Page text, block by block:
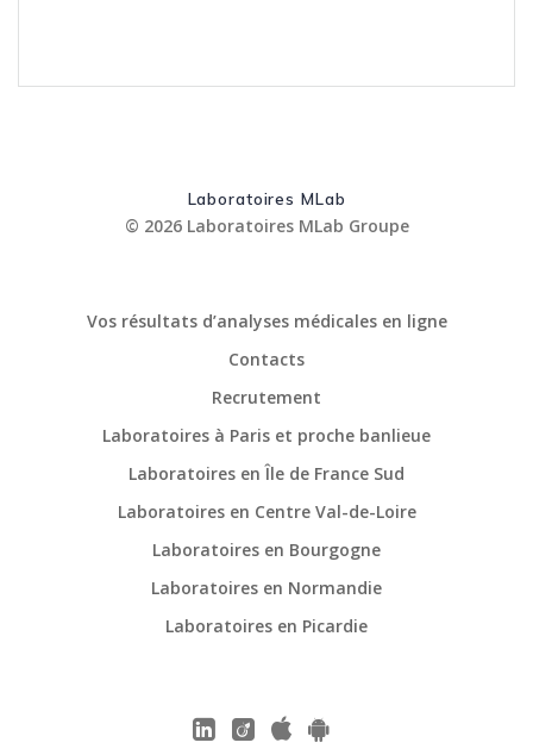
Laboratoires MLab
© 2026 Laboratoires MLab Groupe
Vos résultats d’analyses médicales en ligne
Contacts
Recrutement
Laboratoires à Paris et proche banlieue
Laboratoires en Île de France Sud
Laboratoires en Centre Val-de-Loire
Laboratoires en Bourgogne
Laboratoires en Normandie
Laboratoires en Picardie